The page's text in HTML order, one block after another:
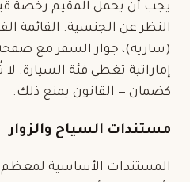
يجب أن يحمل المقيم رخصة
النظر عن الجنسية. القائمة
(سارية)، جواز السفر مع صفحة
إماراتية تغطي فئة السيارة.
كضمان — القانون يمنع ذلك.
مستندات السياح والزوار
المستندات الأساسية